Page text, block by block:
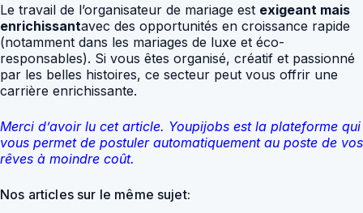
Le travail de l’organisateur de mariage est exigeant mais
enrichissantavec des opportunités en croissance rapide
(notamment dans les mariages de luxe et éco-
responsables). Si vous êtes organisé, créatif et passionné
par les belles histoires, ce secteur peut vous offrir une
carrière enrichissante.
Merci d’avoir lu cet article. Youpijobs est la plateforme qui
vous permet de postuler automatiquement au poste de vos
rêves à moindre coût.
Nos articles sur le même sujet: